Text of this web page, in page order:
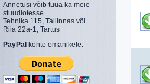
Annetusi võib tuua ka meie
stuudiotesse
Tehnika 115, Tallinnas või
Riia 22a-1, Tartus
PayPal konto omanikele: